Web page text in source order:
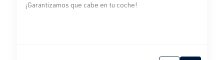
¡Garantizamos que cabe en tu coche!